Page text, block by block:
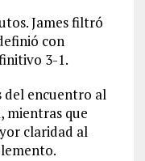
James filtró
con
3-1.
del encuentro al
mientras que
claridad al